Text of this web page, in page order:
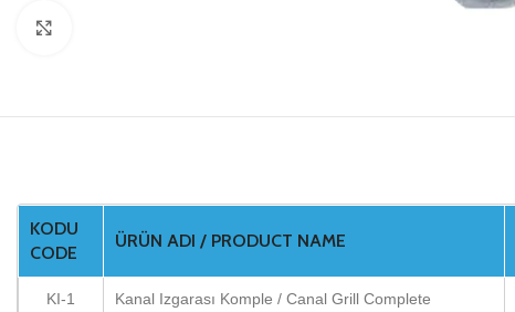
KODU
CODE
ÜRÜN ADI / PRODUCT NAME
KI-1 Kanal Izgarası Komple / Canal Grill Complete